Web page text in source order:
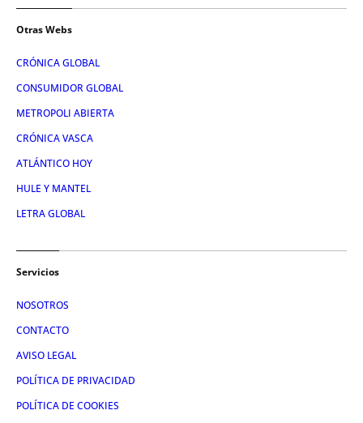
Otras Webs
CRÓNICA GLOBAL
CONSUMIDOR GLOBAL
METROPOLI ABIERTA
CRÓNICA VASCA
ATLÁNTICO HOY
HULE Y MANTEL
LETRA GLOBAL
Servicios
NOSOTROS
CONTACTO
AVISO LEGAL
POLÍTICA DE PRIVACIDAD
POLÍTICA DE COOKIES